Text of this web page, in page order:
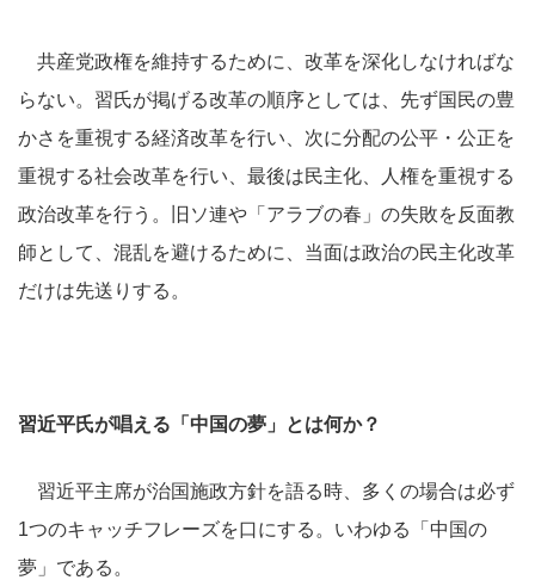
共産党政権を維持するために、改革を深化しなければな
らない。習氏が掲げる改革の順序としては、先ず国民の豊
かさを重視する経済改革を行い、次に分配の公平・公正を
重視する社会改革を行い、最後は民主化、人権を重視する
政治改革を行う。旧ソ連や「アラブの春」の失敗を反面教
師として、混乱を避けるために、当面は政治の民主化改革
だけは先送りする。
習近平氏が唱える「中国の夢」とは何か？
習近平主席が治国施政方針を語る時、多くの場合は必ず
1つのキャッチフレーズを口にする。いわゆる「中国の
夢」である。